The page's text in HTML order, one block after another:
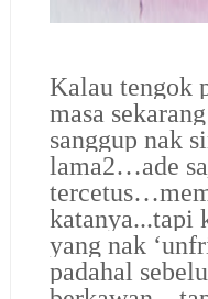
Kalau tengok
masa
sanggup nak
lama2…ade
katanya...tapi
yang nak
padahal